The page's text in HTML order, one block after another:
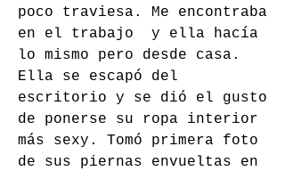
poco traviesa. Me encontraba
en el trabajo  y ella hacía
lo mismo pero desde casa.
Ella se escapó del
escritorio y se dió el gusto
de ponerse su ropa interior
más sexy. Tomó primera foto
de sus piernas envueltas en